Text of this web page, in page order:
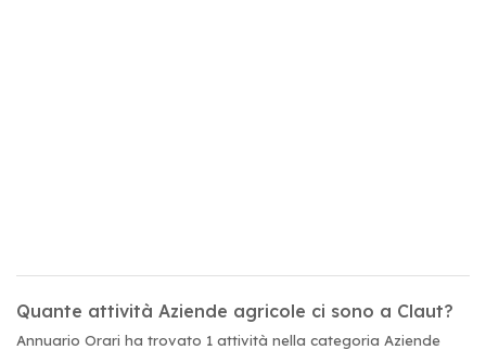
Quante attività Aziende agricole ci sono a Claut?
Annuario Orari ha trovato 1 attività nella categoria Aziende